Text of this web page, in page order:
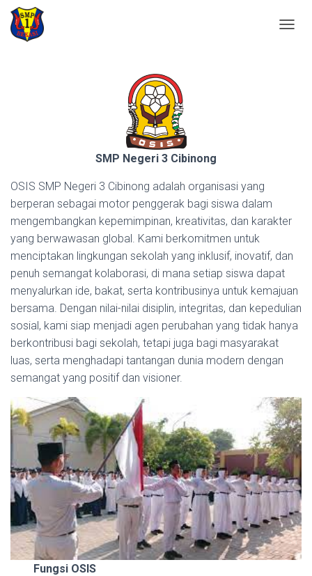
O
OSIS
SMP Negeri 3 Cibinong
OSIS SMP Negeri 3 Cibinong adalah organisasi yang
berperan sebagai motor penggerak bagi siswa dalam
mengembangkan kepemimpinan, kreativitas, dan karakter
yang berwawasan global. Kami berkomitmen untuk
menciptakan lingkungan sekolah yang inklusif, inovatif, dan
penuh semangat kolaborasi, di mana setiap siswa dapat
menyalurkan ide, bakat, serta kontribusinya untuk kemajuan
bersama. Dengan nilai-nilai disiplin, integritas, dan kepedulian
sosial, kami siap menjadi agen perubahan yang tidak hanya
berkontribusi bagi sekolah, tetapi juga bagi masyarakat
luas, serta menghadapi tantangan dunia modern dengan
semangat yang positif dan visioner.
Fungsi OSIS